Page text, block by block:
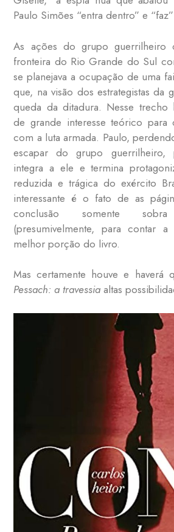
Paulo Simões “entra dentro” e
As ações do grupo guerrilheiro
fronteira do Rio Grande do Sul
se planejava a ocupação de uma
que, na visão dos estrategistas da
queda da ditadura. Nesse trecho
de grande interesse teórico para
com a luta armada. Paulo,
escapar do grupo guerrilheiro,
integra a ele e termina
reduzida e trágica do exército
interessante é o fato de as
conclusão somente
(presumivelmente, para contar
melhor porção do livro.
Mas certamente houve e haverá
Pessach: a travessia altas